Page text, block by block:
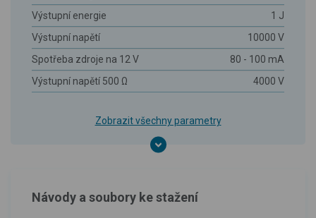
Výstupní energie
1 J
Výstupní napětí
10000 V
Spotřeba zdroje na 12 V
80 - 100 mA
Výstupní napětí 500 Ω
4000 V
Zobrazit všechny parametry
Návody a soubory ke stažení